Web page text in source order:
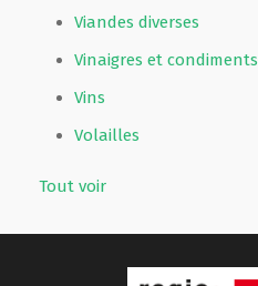
Viandes diverses
Vinaigres et condiments
Vins
Volailles
Tout voir